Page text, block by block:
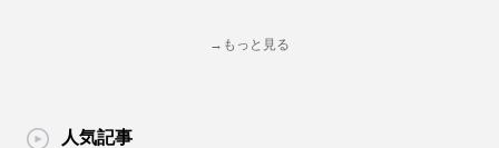
→もっと見る
人気記事